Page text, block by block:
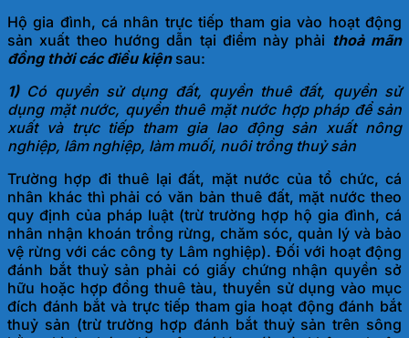
Hộ gia đình, cá nhân trực tiếp tham gia vào hoạt động
sản xuất theo hướng dẫn tại điểm này phải thoả mãn
đồng thời các điều kiệnsau:
1)Có quyền sử dụng đất, quyền thuê đất, quyền sử
dụng mặt nước, quyền thuê mặt nước hợp pháp để sản
xuất và trực tiếp tham gia lao động sản xuất nông
nghiệp, lâm nghiệp, làm muối, nuôi trồng thuỷ sản
Trường hợp đi thuê lại đất, mặt nước của tổ chức, cá
nhân khác thì phải có văn bản thuê đất, mặt nước theo
quy định của pháp luật (trừ trường hợp hộ gia đình, cá
nhân nhận khoán trồng rừng, chăm sóc, quản lý và bảo
vệ rừng với các công ty Lâm nghiệp). Đối với hoạt động
đánh bắt thuỷ sản phải có giấy chứng nhận quyền sở
hữu hoặc hợp đồng thuê tàu, thuyền sử dụng vào mục
đích đánh bắt và trực tiếp tham gia hoạt động đánh bắt
thuỷ sản (trừ trường hợp đánh bắt thuỷ sản trên sông